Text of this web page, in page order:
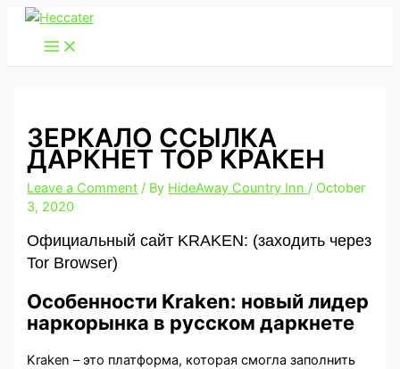
Skip
content
ЗЕРКАЛО ССЫЛКА
ДАРКНЕТ ТОР КРАКЕН
Leave a Comment / By HideAway Country Inn/ October
3, 2020
Официальный сайт KRAKEN: (заходить через
Tor Browser)
Особенности Kraken: новый лидер
наркорынка в русском даркнете
Kraken – это платформа, которая смогла заполнить